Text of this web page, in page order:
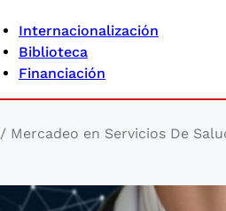
Internacionalización
Biblioteca
Financiación
/ Mercadeo en Servicios De